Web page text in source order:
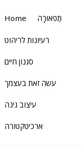
Home תַפאוּרָה
רעיונות לריהוט
סגנון חיים
עשה זאת בעצמך
עיצוב גינה
ארכיטקטורה